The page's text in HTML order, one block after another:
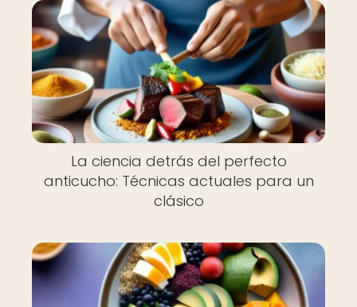
La ciencia detrás del perfecto
anticucho: Técnicas actuales para un
clásico